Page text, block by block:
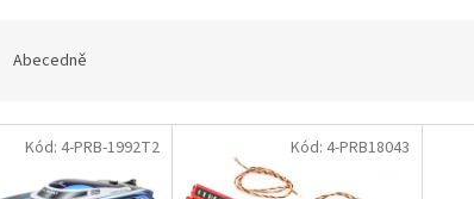
Abecedně
Kód: 4-PRB-1992T2 Kód: 4-PRB18043